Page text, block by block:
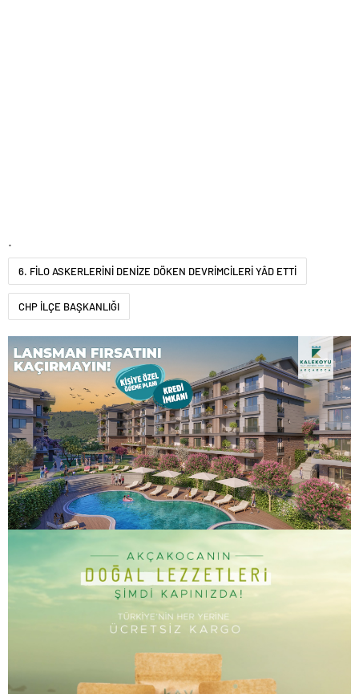
.
6. FİLO ASKERLERİNİ DENİZE DÖKEN DEVRİMCİLERİ YÂD ETTİ
CHP İLÇE BAŞKANLIĞI